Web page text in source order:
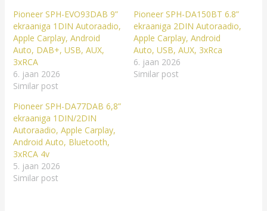
Pioneer SPH-EVO93DAB 9”
ekraaniga 1DIN Autoraadio,
Apple Carplay, Android
Auto, DAB+, USB, AUX,
3xRCA
6. jaan 2026
Similar post
Pioneer SPH-DA150BT 6.8”
ekraaniga 2DIN Autoraadio,
Apple Carplay, Android
Auto, USB, AUX, 3xRca
6. jaan 2026
Similar post
Pioneer SPH-DA77DAB 6,8”
ekraaniga 1DIN/2DIN
Autoraadio, Apple Carplay,
Android Auto, Bluetooth,
3xRCA 4v
5. jaan 2026
Similar post